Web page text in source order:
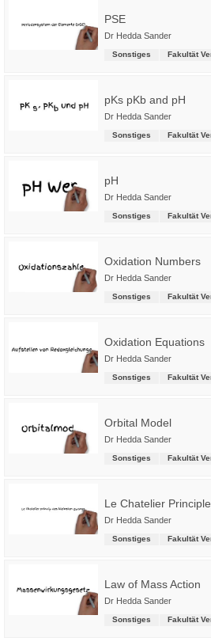
PSE
Dr Hedda Sander
Sonstiges
pKs pKb and pH
Dr Hedda Sander
Sonstiges
pH
Dr Hedda Sander
Sonstiges
Oxidation Numbers
Dr Hedda Sander
Sonstiges
Oxidation Equations
Dr Hedda Sander
Sonstiges
Orbital Model
Dr Hedda Sander
Sonstiges
Le Chatelier Principle
Dr Hedda Sander
Sonstiges
Law of Mass Action
Dr Hedda Sander
Sonstiges